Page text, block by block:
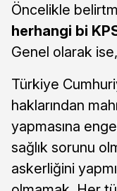
Öncelikle
herhangi bi
Genel olarak ise,
Türkiye
haklarından
yapmasına
sağlık sorunu
askerliğini